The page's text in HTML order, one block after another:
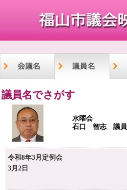
議員名でさがす
水曜会
石口 智志 議員
令和8年3月定例会
3月2日